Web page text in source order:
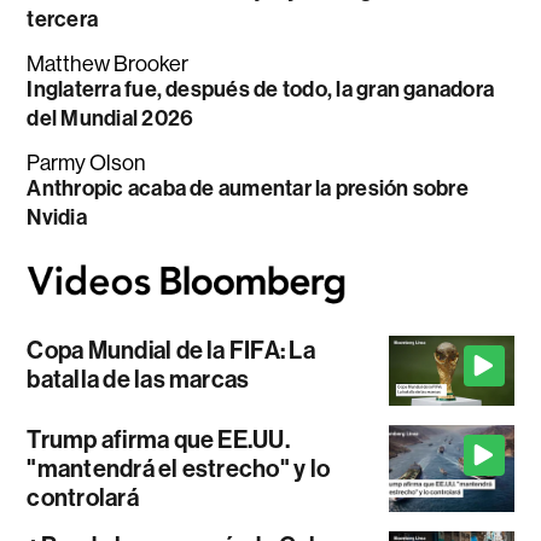
tercera
Matthew Brooker
Inglaterra fue, después de todo, la gran ganadora
del Mundial 2026
Parmy Olson
Anthropic acaba de aumentar la presión sobre
Nvidia
Copa Mundial de la FIFA: La
batalla de las marcas
Trump afirma que EE.UU.
"mantendrá el estrecho" y lo
controlará